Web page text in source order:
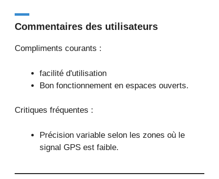
Commentaires des utilisateurs
Compliments courants :
facilité d'utilisation
Bon fonctionnement en espaces ouverts.
Critiques fréquentes :
Précision variable selon les zones où le
signal GPS est faible.